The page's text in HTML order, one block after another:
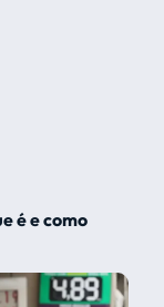
é e como